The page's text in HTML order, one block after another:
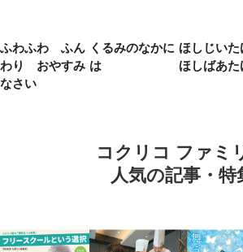
ふわふわ ふん
わり おやすみ
なさい
くるみのなかに
は
ほしじい
ほしばあた
コクリコ ファミ
人気の記事・特